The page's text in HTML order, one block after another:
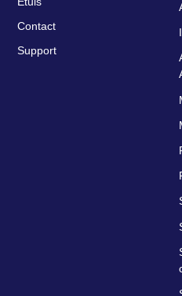
Contact
Support